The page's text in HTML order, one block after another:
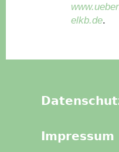
elkb.de.
Impressum